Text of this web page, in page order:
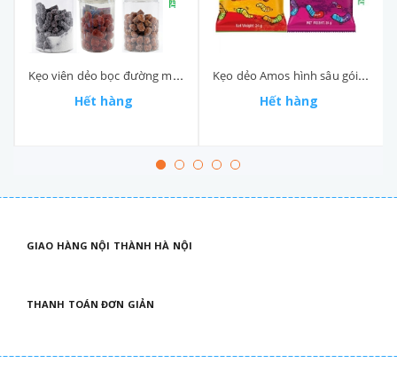
Kẹo viên dẻo bọc đường me, dâu thanh mai phát hộp (300-:-350)gr
Hết hàng
Kẹo dẻo Amos hình sâu gói 24gr
Hết hàng
GIAO HÀNG NỘI THÀNH HÀ NỘI
THANH TOÁN ĐƠN GIẢN